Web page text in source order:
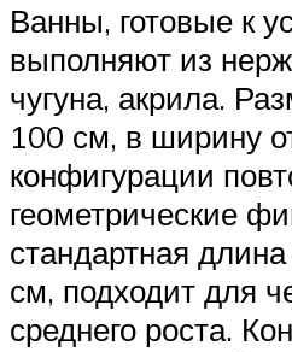
Ванны, готовые к
выполняют из
чугуна, акрила.
100 см, в ширину
конфигурации
геометрические
стандартная
см, подходит для
среднего роста.